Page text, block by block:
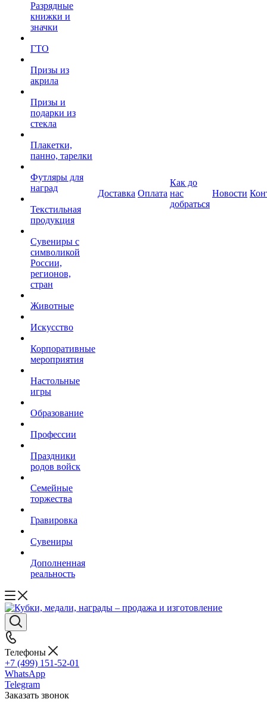
Разрядные
книжки и
значки
ГТО
Призы из
акрила
Призы и
подарки из
стекла
Плакетки,
панно, тарелки
Футляры для
наград
Текстильная
продукция
Сувениры с
символикой
России,
регионов,
стран
Животные
Искусство
Корпоративные
мероприятия
Настольные
игры
Образование
Профессии
Праздники
родов войск
Семейные
торжества
Гравировка
Сувениры
Дополненная
реальность
Доставка Оплата
Как до
нас
добраться
Новости
Телефоны
+7 (499) 151-52-01
WhatsApp
Telegram
Заказать звонок